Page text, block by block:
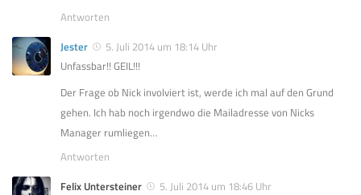
Antworten
Jester
5. Juli 2014 um 18:14 Uhr
Unfassbar!! GEIL!!!
Der Frage ob Nick involviert ist, werde ich mal auf den Grund
gehen. Ich hab noch irgendwo die Mailadresse von Nicks
Manager rumliegen…
Antworten
Felix Untersteiner
5. Juli 2014 um 18:46 Uhr